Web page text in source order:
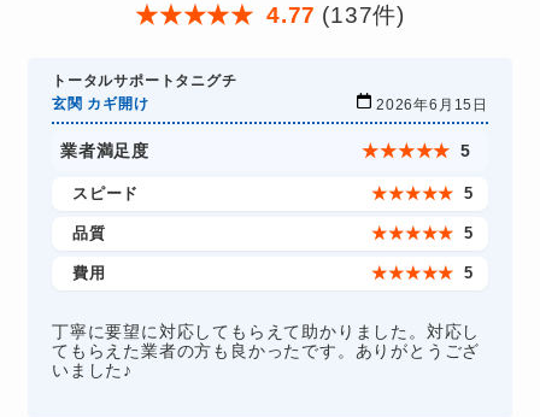
★★★★★ 4.77 (137件)
トータルサポートタニグチ
玄関 カギ開け
2026年6月15日
業者満足度 ★★★★★ 5
スピード ★★★★★ 5
品質 ★★★★★ 5
費用 ★★★★★ 5
丁寧に要望に対応してもらえて助かりました。対応し
てもらえた業者の方も良かったです。ありがとうござ
いました♪